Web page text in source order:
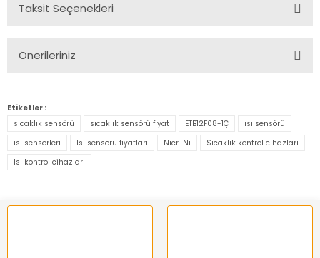
Taksit Seçenekleri
Önerileriniz
konularda yetersiz gördüğünüz noktaları öneri formunu
kullanarak tarafımıza iletebilirsiniz.
Görüş ve önerileriniz için teşekkür ederiz.
Ürün bilgilerinde hatalar bulunuyor.
Etiketler :
sıcaklık sensörü
sıcaklık sensörü fiyat ETB12F08-1Ç
ısı sensörü
ısı sensörleri
Isı sensörü fiyatları Nicr-Ni
Sıcaklık kontrol cihazları
Isı kontrol cihazları